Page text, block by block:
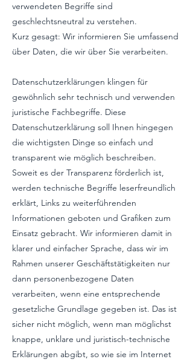
verwendeten Begriffe sind
geschlechtsneutral zu verstehen.
Kurz gesagt: Wir informieren Sie umfassend
über Daten, die wir über Sie verarbeiten.
Datenschutzerklärungen klingen für
gewöhnlich sehr technisch und verwenden
juristische Fachbegriffe. Diese
Datenschutzerklärung soll Ihnen hingegen
die wichtigsten Dinge so einfach und
transparent wie möglich beschreiben.
Soweit es der Transparenz förderlich ist,
werden technische Begriffe leserfreundlich
erklärt, Links zu weiterführenden
Informationen geboten und Grafiken zum
Einsatz gebracht. Wir informieren damit in
klarer und einfacher Sprache, dass wir im
Rahmen unserer Geschäftstätigkeiten nur
dann personenbezogene Daten
verarbeiten, wenn eine entsprechende
gesetzliche Grundlage gegeben ist. Das ist
sicher nicht möglich, wenn man möglichst
knappe, unklare und juristisch-technische
Erklärungen abgibt, so wie sie im Internet